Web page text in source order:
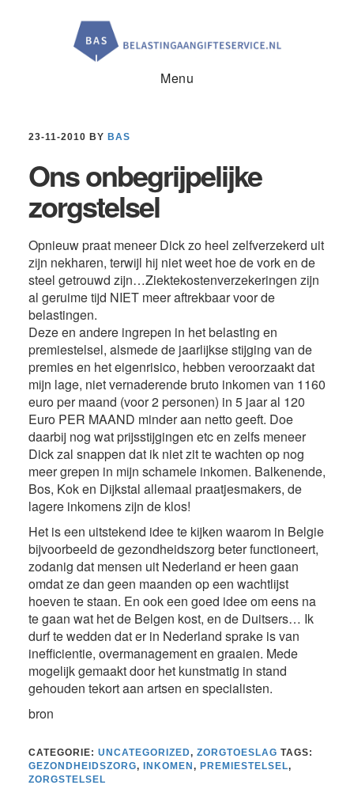
Menu
23-11-2010 BY BAS
Ons onbegrijpelijke
zorgstelsel
Opnieuw praat meneer Dick zo heel zelfverzekerd uit
zijn nekharen, terwijl hij niet weet hoe de vork en de
steel getrouwd zijn…Ziektekostenverzekeringen zijn
al geruime tijd NIET meer aftrekbaar voor de
belastingen.
Deze en andere ingrepen in het belasting en
premiestelsel, alsmede de jaarlijkse stijging van de
premies en het eigenrisico, hebben veroorzaakt dat
mijn lage, niet vernaderende bruto inkomen van 1160
euro per maand (voor 2 personen) in 5 jaar al 120
Euro PER MAAND minder aan netto geeft. Doe
daarbij nog wat prijsstijgingen etc en zelfs meneer
Dick zal snappen dat ik niet zit te wachten op nog
meer grepen in mijn schamele inkomen. Balkenende,
Bos, Kok en Dijkstal allemaal praatjesmakers, de
lagere inkomens zijn de klos!
Het is een uitstekend idee te kijken waarom in Belgie
bijvoorbeeld de gezondheidszorg beter functioneert,
zodanig dat mensen uit Nederland er heen gaan
omdat ze dan geen maanden op een wachtlijst
hoeven te staan. En ook een goed idee om eens na
te gaan wat het de Belgen kost, en de Duitsers… Ik
durf te wedden dat er in Nederland sprake is van
inefficientie, overmanagement en graaien. Mede
mogelijk gemaakt door het kunstmatig in stand
gehouden tekort aan artsen en specialisten.
bron
CATEGORIE: UNCATEGORIZED, ZORGTOESLAG TAGS:
GEZONDHEIDSZORG, INKOMEN, PREMIESTELSEL,
ZORGSTELSEL